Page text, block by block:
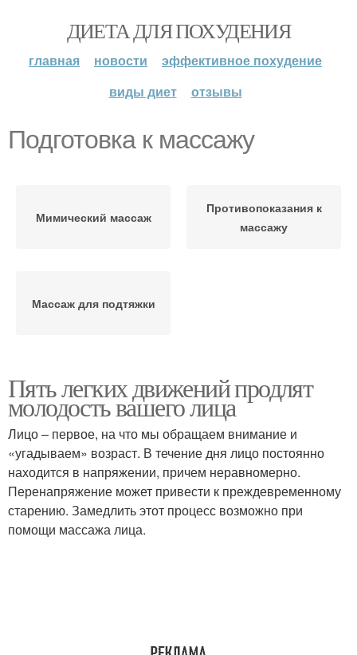
ДИЕТА ДЛЯ ПОХУДЕНИЯ
главная новости
эффективное похудение
виды диет
отзывы
Подготовка к массажу
Мимический массаж
Противопоказания к
массажу
Массаж для подтяжки
Пять легких движений продлят
молодость вашего лица
Лицо – первое, на что мы обращаем внимание и
«угадываем» возраст. В течение дня лицо постоянно
находится в напряжении, причем неравномерно.
Перенапряжение может привести к преждевременному
старению. Замедлить этот процесс возможно при
помощи массажа лица.